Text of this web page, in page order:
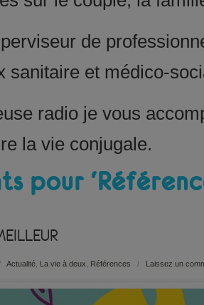
de
sanitaire et médico-
radio je vous
la vie conjugale.
pour
Actualité La vie à deux Références / Laissez un